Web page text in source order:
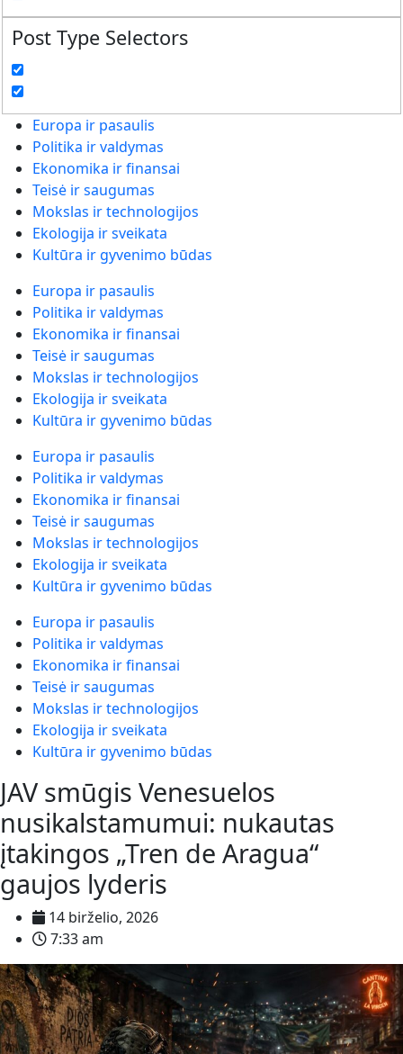
Post Type Selectors
Europa ir pasaulis
Politika ir valdymas
Ekonomika ir finansai
Teisė ir saugumas
Mokslas ir technologijos
Ekologija ir sveikata
Kultūra ir gyvenimo būdas
Europa ir pasaulis
Politika ir valdymas
Ekonomika ir finansai
Teisė ir saugumas
Mokslas ir technologijos
Ekologija ir sveikata
Kultūra ir gyvenimo būdas
Europa ir pasaulis
Politika ir valdymas
Ekonomika ir finansai
Teisė ir saugumas
Mokslas ir technologijos
Ekologija ir sveikata
Kultūra ir gyvenimo būdas
Europa ir pasaulis
Politika ir valdymas
Ekonomika ir finansai
Teisė ir saugumas
Mokslas ir technologijos
Ekologija ir sveikata
Kultūra ir gyvenimo būdas
JAV smūgis Venesuelos
nusikalstamumui: nukautas
įtakingos „Tren de Aragua“
gaujos lyderis
14 birželio, 2026
7:33 am